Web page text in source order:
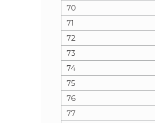
70
71
72
73
74
75
76
77